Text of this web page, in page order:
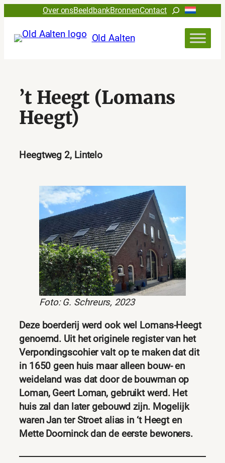
Over onsBeeldbankBronnenContactZoeken
Old Aalten
’t Heegt (Lomans
Heegt)
Heegtweg 2, Lintelo
Foto: G. Schreurs, 2023
Deze boerderij werd ook wel Lomans-Heegt
genoemd. Uit het originele register van het
Verpondingscohier valt op te maken dat dit
in 1650 geen huis maar alleen bouw- en
weideland was dat door de bouwman op
Loman, Geert Loman, gebruikt werd. Het
huis zal dan later gebouwd zijn. Mogelijk
waren Jan ter Stroet alias in ‘t Heegt en
Mette Doorninck dan de eerste bewoners.